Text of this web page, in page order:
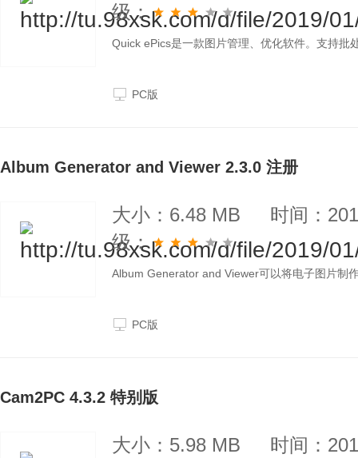
级：
Quick ePics是一款图片管理、优化软件。支持批
PC版
Album Generator and Viewer 2.3.0 注册
大小：6.48 MB
时间：
级：
Album Generator and Viewer可以将电子图片制
PC版
Cam2PC 4.3.2 特别版
大小：5.98 MB
时间：